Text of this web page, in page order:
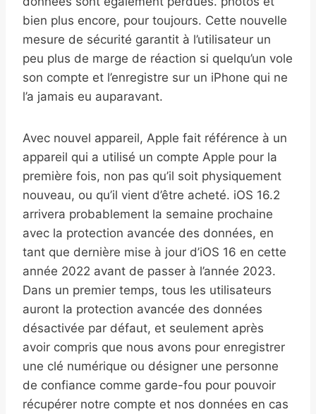
bien plus encore, pour toujours. Cette nouvelle
mesure de sécurité garantit à l’utilisateur un
peu plus de marge de réaction si quelqu’un vole
son compte et l’enregistre sur un iPhone qui ne
l’a jamais eu auparavant.
Avec nouvel appareil, Apple fait référence à un
appareil qui a utilisé un compte Apple pour la
première fois, non pas qu’il soit physiquement
nouveau, ou qu’il vient d’être acheté. iOS 16.2
arrivera probablement la semaine prochaine
avec la protection avancée des données, en
tant que dernière mise à jour d’iOS 16 en cette
année 2022 avant de passer à l’année 2023.
Dans un premier temps, tous les utilisateurs
auront la protection avancée des données
désactivée par défaut, et seulement après
avoir compris que nous avons pour enregistrer
une clé numérique ou désigner une personne
de confiance comme garde-fou pour pouvoir
récupérer notre compte et nos données en cas